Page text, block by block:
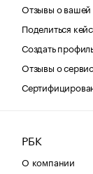
Отзывы о
Поделиться
Создать
Отзывы о
РБК
О компании